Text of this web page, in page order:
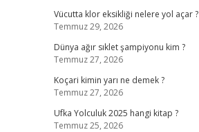
Vücutta klor eksikliği nelere yol açar ?
Temmuz 29, 2026
Dünya ağır sıklet şampiyonu kim ?
Temmuz 27, 2026
Koçari kimin yarı ne demek ?
Temmuz 27, 2026
Ufka Yolculuk 2025 hangi kitap ?
Temmuz 25, 2026